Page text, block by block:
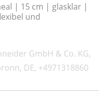
| 15 cm | glasklar |
und
GmbH & Co. KG,
DE, +4971318860